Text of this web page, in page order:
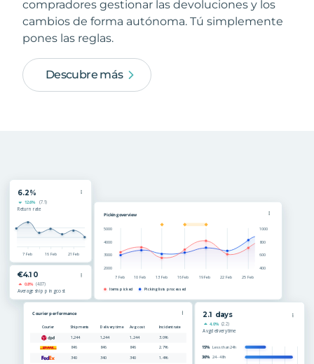
compradores gestionar las devoluciones y los
cambios de forma autónoma. Tú simplemente
pones las reglas.
Descubre más